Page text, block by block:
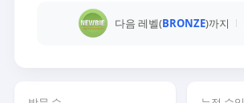
다음 레벨(BRONZE)까지